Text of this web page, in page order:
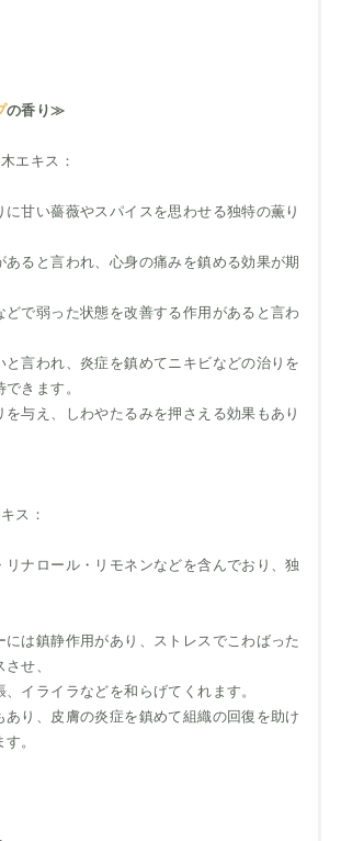
の香り≫
エキス：
い薔薇やスパイスを思わせる独特の薫り
と言われ、心身の痛みを鎮める効果が期
弱った状態を改善する作用があると言わ
われ、炎症を鎮めてニキビなどの治りを
きます。
え、しわやたるみを押さえる効果もあり
ス：
ロール・リモネンなどを含んでおり、独
鎮静作用があり、ストレスでこわばった
せ、
ライラなどを和らげてくれます。
、皮膚の炎症を鎮めて組織の回復を助け
。